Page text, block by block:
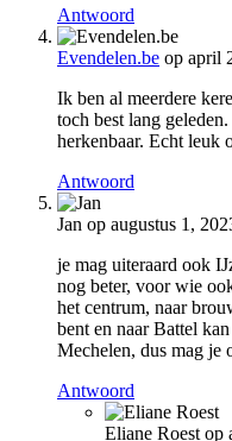
Antwoord
Evendelen.be op april
Ik ben al meerdere
toch best lang
herkenbaar. Echt leuk
Antwoord
Jan op augustus 1,
je mag uiteraard ook
nog beter, voor wie
het centrum, naar
bent en naar Battel
Mechelen, dus mag
Antwoord
Eliane Roest op